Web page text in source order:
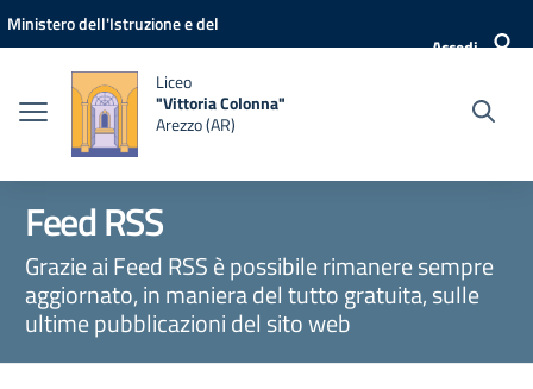
Vai ai contenuti
Vai al menu di navigazione
Vai al footer
Ministero dell'Istruzione e del
Accedi
Liceo
"Vittoria Colonna"
Arezzo (AR)
Feed RSS
Grazie ai Feed RSS è possibile rimanere sempre
aggiornato, in maniera del tutto gratuita, sulle
ultime pubblicazioni del sito web